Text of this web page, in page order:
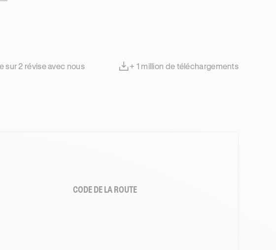
sur 2 révise avec nous + 1 million de téléchargements
CODE DE LA ROUTE